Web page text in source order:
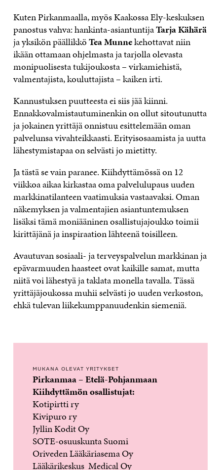
Kuten Pirkanmaalla, myös Kaakossa Ely-keskuksen
panostus vahva: hankinta-asiantuntijaTarja Kähärä
ja yksikön päällikköTea Munnekehottavat niin
ikään ottamaan ohjelmasta ja tarjolla olevasta
monipuolisesta tukijoukosta – virkamiehistä,
valmentajista, kouluttajista – kaiken irti.
Kannustuksen puutteesta ei siis jää kiinni.
Ennakkovalmistautuminenkin on ollut sitoutunutta
ja jokainen yrittäjä onnistuu esittelemään oman
palvelunsa vivahteikkaasti. Erityisosaamista ja uutta
lähestymistapaa on selvästi jo mietitty.
Ja tästä se vain paranee. Kiihdyttämössä on 12
viikkoa aikaa kirkastaa oma palvelulupaus uuden
markkinatilanteen vaatimuksia vastaavaksi. Oman
näkemyksen ja valmentajien asiantuntemuksen
lisäksi tämä moniääninen osallistujajoukko toimii
kirittäjänä ja inspiraation lähteenä toisilleen.
Avautuvan sosiaali- ja terveyspalvelun markkinan ja
epävarmuuden haasteet ovat kaikille samat, mutta
niitä voi lähestyä ja taklata monella tavalla. Tässä
yrittäjäjoukossa muhii selvästi jo uuden verkoston,
ehkä tulevan liikekumppanuudenkin siemeniä.
MUKANA OLEVAT YRITYKSET
Pirkanmaa – Etelä-Pohjanmaan
Kiihdyttämön osallistujat:
Kotipirtti ry
Kivipuro ry
Jyllin Kodit Oy
SOTE-osuuskunta Suomi
Oriveden Lääkäriasema Oy
Lääkärikeskus Medical Oy